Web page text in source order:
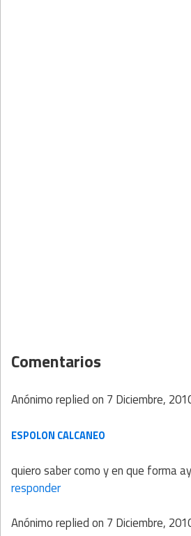
Comentarios
Anónimoreplied on 7 Diciembre,
ESPOLON CALCANEO
quiero saber como y en que forma
responder
Anónimoreplied on 7 Diciembre,